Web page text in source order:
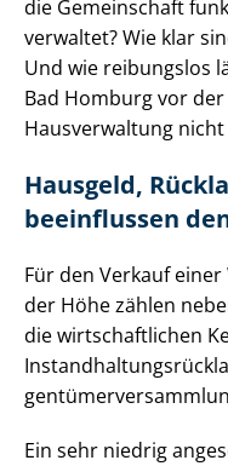
die Gemeinschaft
verwaltet? Wie klar
Und wie reibungslos
Bad Homburg vor
Hausverwaltung
Hausgeld,
beeinflussen
Für den Verkauf
der Höhe zählen
die wirt­schaft­li­chen
Ein sehr niedrig